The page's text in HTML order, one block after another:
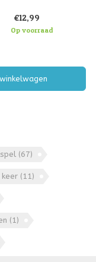
maar deze keer zit
meer in: bommen,
€12,99
Op voorraad
(67)
keer (11)
(1)